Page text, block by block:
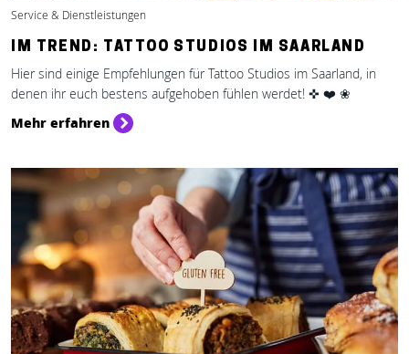
Service & Dienstleistungen
IM TREND: TATTOO STUDIOS IM SAARLAND
Hier sind einige Empfehlungen für Tattoo Studios im Saarland, in
denen ihr euch bestens aufgehoben fühlen werdet! ✜ ❤️ ❀
Mehr erfahren